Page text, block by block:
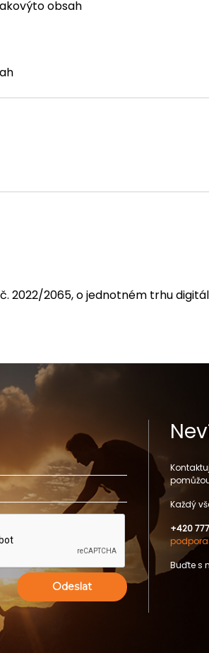
obsah
2022/2065, o jednotném trhu
Odeslat
Každý
+420
Buďte s